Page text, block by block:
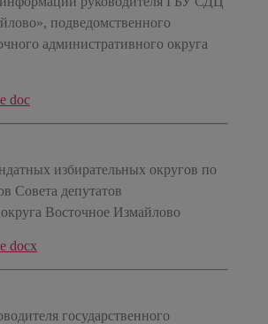
подведомственного
административного округа
doc
избирательных округов по
Совета депутатов
Восточное Измайлово
docx
государственного